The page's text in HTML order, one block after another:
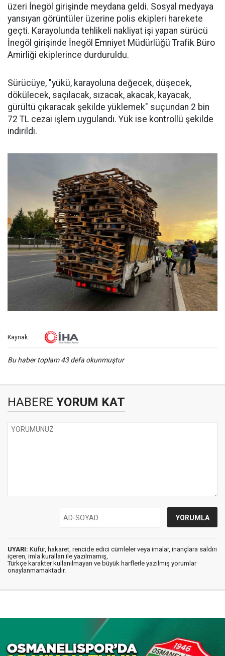
üzeri İnegöl girişinde meydana geldi. Sosyal medyaya
yansıyan görüntüler üzerine polis ekipleri harekete
geçti. Karayolunda tehlikeli nakliyat işi yapan sürücü
İnegöl girişinde İnegöl Emniyet Müdürlüğü Trafik Büro
Amirliği ekiplerince durduruldu.
Sürücüye, "yükü, karayoluna değecek, düşecek,
dökülecek, saçılacak, sızacak, akacak, kayacak,
gürültü çıkaracak şekilde yüklemek" suçundan 2 bin
72 TL cezai işlem uygulandı. Yük ise kontrollü şekilde
indirildi.
Kaynak:
Bu haber toplam 43 defa okunmuştur
HABERE YORUM KAT
UYARI: Küfür, hakaret, rencide edici cümleler veya imalar, inançlara saldırı
içeren, imla kuralları ile yazılmamış,
Türkçe karakter kullanılmayan ve büyük harflerle yazılmış yorumlar
onaylanmamaktadır.